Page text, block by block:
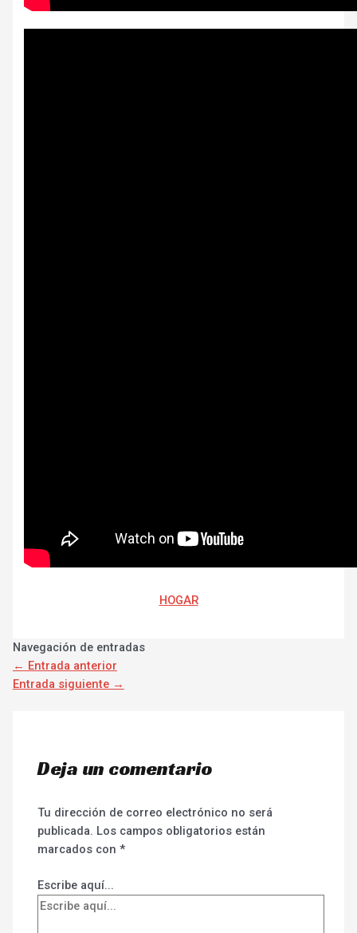
HOGAR
Navegación de entradas
← Entrada anterior
Entrada siguiente →
Deja un comentario
Tu dirección de correo electrónico no será
publicada. Los campos obligatorios están
marcados con*
Escribe aquí...